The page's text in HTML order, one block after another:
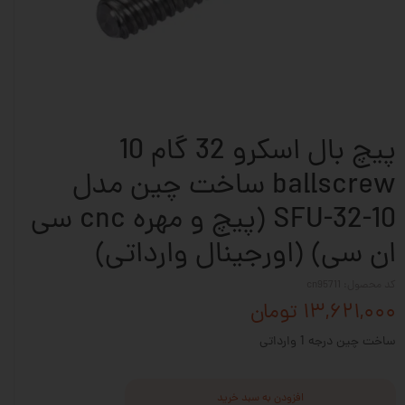
پیچ بال اسکرو 32 گام 10
ballscrew ساخت چین مدل
SFU-32-10 (پیچ و مهره cnc سی
ان سی) (اورجینال وارداتی)
۱۳,۶۲۱,۰۰۰ تومان
ساخت چین درجه 1 وارداتی
افزودن به سبد خرید